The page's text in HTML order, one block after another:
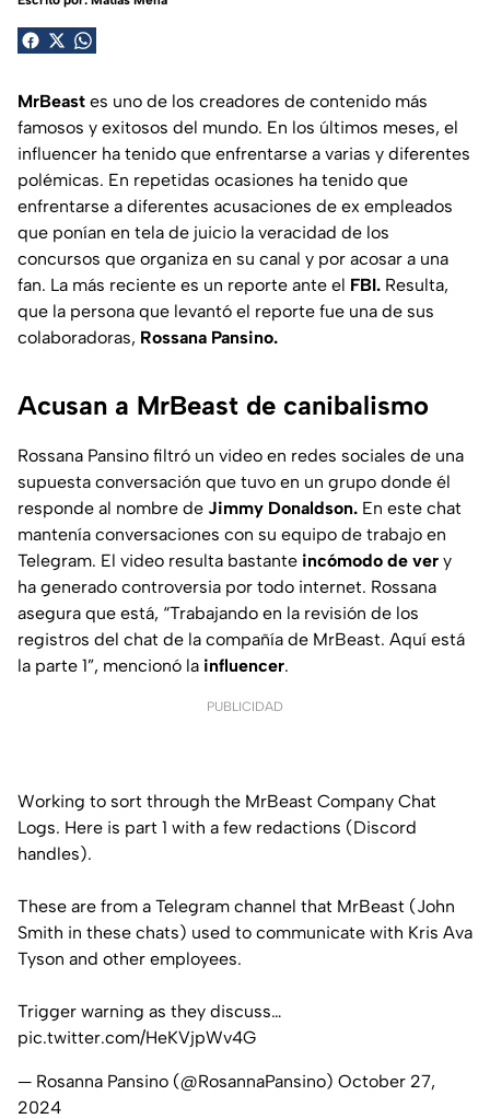
MrBeast es uno de los creadores de contenido más
famosos y exitosos del mundo. En los últimos meses, el
influencer ha tenido que enfrentarse a varias y diferentes
polémicas. En repetidas ocasiones ha tenido que
enfrentarse a diferentes acusaciones de ex empleados
que ponían en tela de juicio la veracidad de los
concursos que organiza en su canal y por acosar a una
fan. La más reciente es un reporte ante el FBI. Resulta,
que la persona que levantó el reporte fue una de sus
colaboradoras, Rossana Pansino.
Acusan a MrBeast de canibalismo
Rossana Pansino filtró un video en redes sociales de una
supuesta conversación que tuvo en un grupo donde él
responde al nombre de Jimmy Donaldson. En este chat
mantenía conversaciones con su equipo de trabajo en
Telegram. El video resulta bastante incómodo de ver y
ha generado controversia por todo internet. Rossana
asegura que está, “Trabajando en la revisión de los
registros del chat de la compañía de MrBeast. Aquí está
la parte 1”, mencionó la influencer.
PUBLICIDAD
Working to sort through the MrBeast Company Chat
Logs. Here is part 1 with a few redactions (Discord
handles).
These are from a Telegram channel that MrBeast (John
Smith in these chats) used to communicate with Kris Ava
Tyson and other employees.
Trigger warning as they discuss…
pic.twitter.com/HeKVjpWv4G
— Rosanna Pansino (@RosannaPansino) October 27,
2024